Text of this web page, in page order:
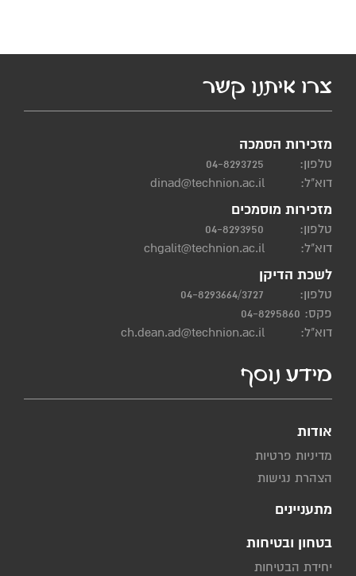
צרו איתנו קשר
מזכירות הסמכה
טלפון:
04-8293725
דוא"ל:
dinad@technion.ac.il
מזכירות מוסמכים
טלפון:
04-8293950
דוא"ל:
chgalit@technion.ac.il
לשכת הדיקן
טלפון:
04-8293664/3727
פקס: 04-8295860
דוא"ל:
ch.dean.ad@technion.ac.il
מידע נוסף
אודות
מדיניות פרטיות
הצהרת נגישות
מתעניינים
בטחון ובטיחות
יחידת הבטיחות